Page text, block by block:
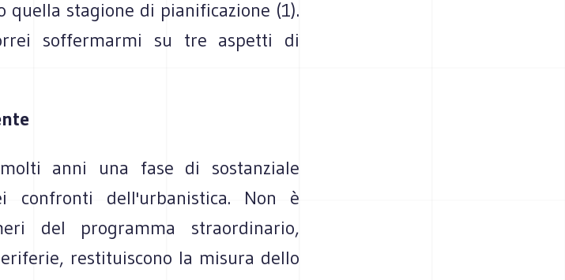
quella stagione di pianificazione (1).
soffermarmi su tre aspetti di
anni una fase di sostanziale
confronti dell'urbanistica. Non è
del programma straordinario,
restituiscono la misura dello